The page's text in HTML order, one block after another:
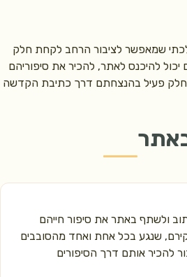
שמאפשר לציבור הרחב לקחת חלק
יכול להיכנס לאתר, להכיר את סיפוריהם
חלק פעיל בהנצחתם דרך כתיבת הקדשה
ולשתף באתר את סיפור חייהם
יקירם, שנגע בכל אחת ואחד מהסובבים
להכיר אותם דרך הסיפורים